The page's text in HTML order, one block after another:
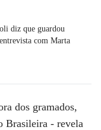
diz que guardou
com Marta
dos gramados,
Brasileira - revela